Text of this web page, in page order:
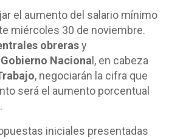
el aumento del salario mínimo
miércoles 30 de noviembre.
obrerasy
Gobierno Naciona l, en cabeza
, negociarán la cifra que
será el aumento porcentual
iniciales presentadas